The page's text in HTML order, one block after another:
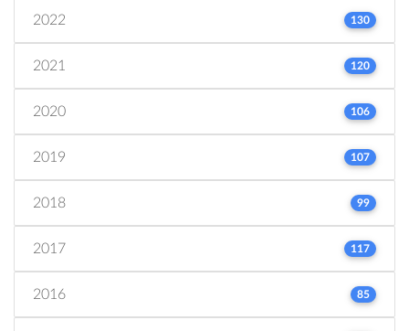
2022 130
2021 120
2020 106
2019 107
2018 99
2017 117
2016 85